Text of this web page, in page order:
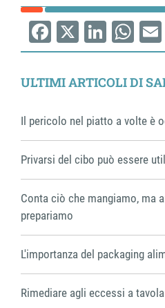
Facebook
X
ULTIMI ARTICOLI DI
Il pericolo nel piatto a volte è
Privarsi del cibo può essere
Conta ciò che mangiamo, ma
prepariamo
L'importanza del packaging
Rimediare agli eccessi a tavola